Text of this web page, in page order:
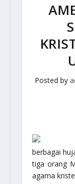
Posted by
berbagai
tiga orang
agama